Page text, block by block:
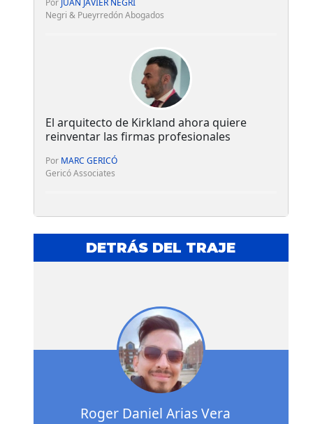
Por JUAN JAVIER NEGRI
Negri & Pueyrredón Abogados
El arquitecto de Kirkland ahora quiere
reinventar las firmas profesionales
Por MARC GERICÓ
Gericó Associates
DETRÁS DEL TRAJE
Roger Daniel Arias Vera